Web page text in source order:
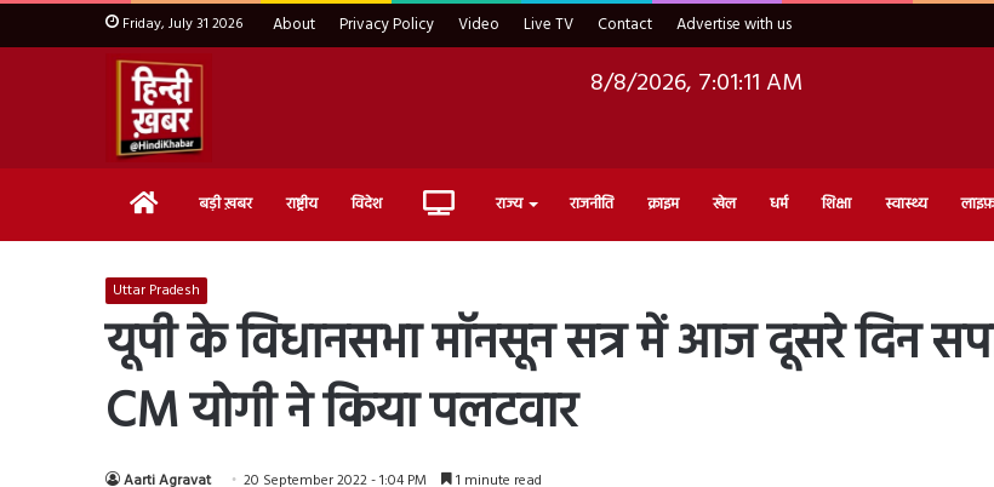
Friday, July 31 2026 About Privacy Policy Video Live TV Contact Advertise with us
8/8/2026, 7:01:12 AM
Home बड़ी ख़बर राष्ट्रीय विदेश Live राज्य राजनीति क्राइम खेल धर्म शिक्षा स्वास्थ्य
Uttar Pradesh
यूपी के विधानसभा मॉनसून सत्र में आज दूसरे दिन
CM योगी ने किया पलटवार
Aarti Agravat 20 September 2022 - 1:04 PM 1 minute read